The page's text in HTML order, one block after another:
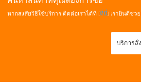
หากสงสัยวิธีใช้บริการ ติดต่อเราได้ที่ [ที่นี่] เรายินดีช่ว
บริการ